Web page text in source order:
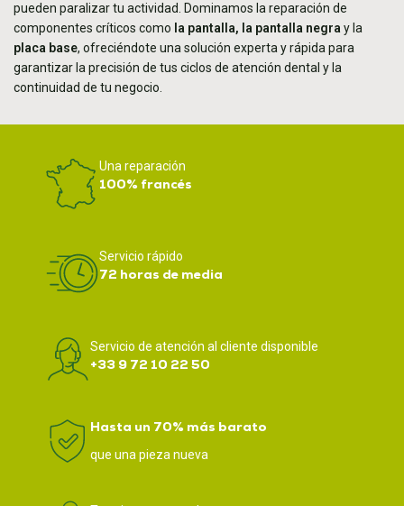
pueden paralizar tu actividad. Dominamos la reparación de
componentes críticos como la pantalla, la pantalla negra y la
placa base, ofreciéndote una solución experta y rápida para
garantizar la precisión de tus ciclos de atención dental y la
continuidad de tu negocio.
Una reparación
100% francés
Servicio rápido
72 horas de media
Servicio de atención al cliente disponible
+33 9 72 10 22 50
Hasta un 70% más barato
que una pieza nueva